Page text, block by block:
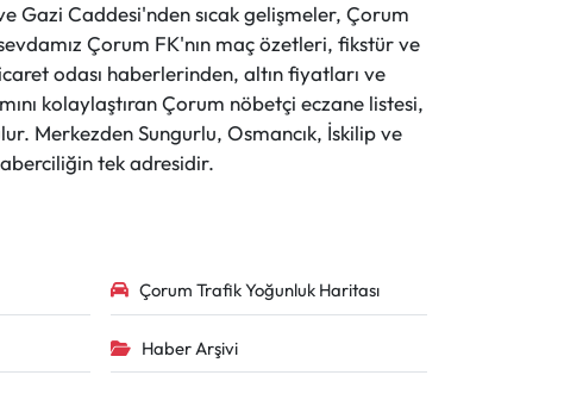
Gazi Caddesi'nden sıcak gelişmeler, Çorum
Çorum FK'nın maç özetleri, fikstür ve
odası haberlerinden, altın fiyatları ve
kolaylaştıran Çorum nöbetçi eczane listesi,
Merkezden Sungurlu, Osmancık, İskilip ve
tek adresidir.
Çorum Trafik Yoğunluk Haritası
Haber Arşivi